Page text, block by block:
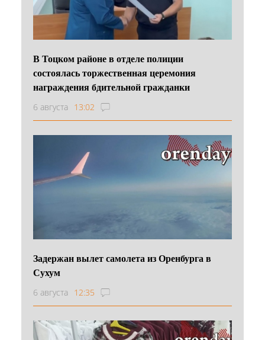
В Тоцком районе в отделе полиции
состоялась торжественная церемония
награждения бдительной гражданки
6 августа 13:02
Задержан вылет самолета из Оренбурга в
Сухум
6 августа 12:35